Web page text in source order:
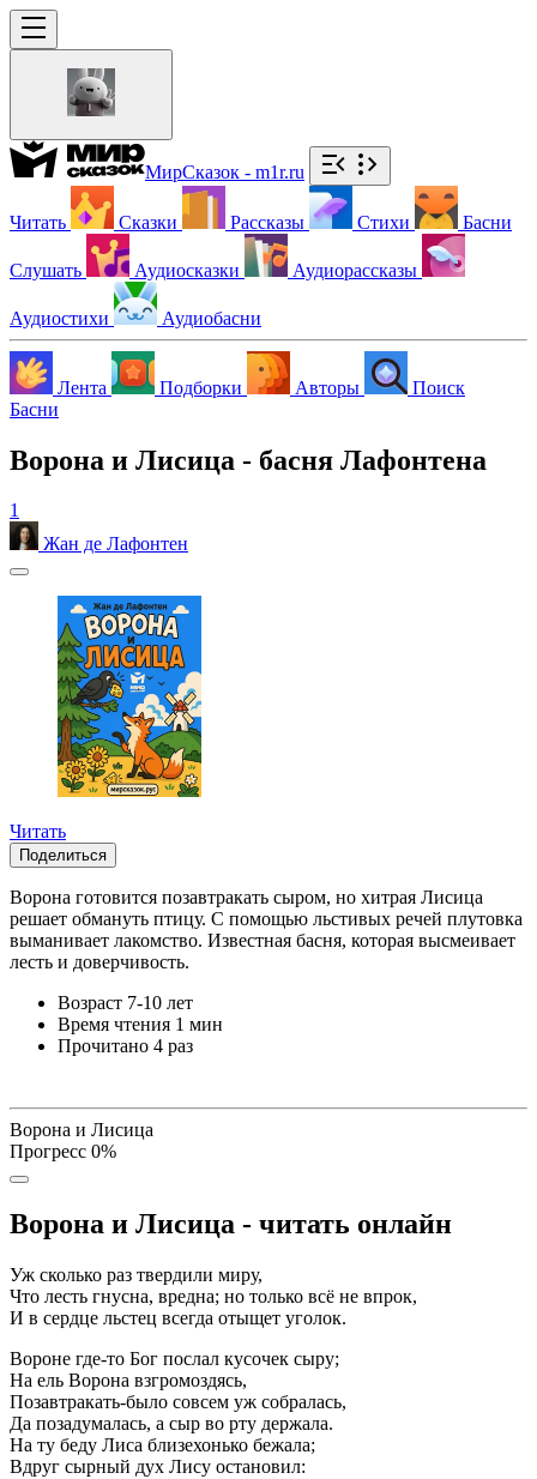
МирСказок - m1r.ru
Читать Сказки Рассказы Стихи Басни
Слушать Аудиосказки Аудиорассказы
Аудиостихи Аудиобасни
Лента Подборки Авторы
Поиск
Басни
Ворона и Лисица - басня Лафонтена
1
Жан де Лафонтен
Читать
Поделиться
Ворона готовится позавтракать сыром, но хитрая Лисица
решает обмануть птицу. С помощью льстивых речей плутовка
выманивает лакомство. Известная басня, которая высмеивает
лесть и доверчивость.
Возраст 7-10 лет
Время чтения 1 мин
Прочитано 4 раз
Ворона и Лисица
Прогресс 0%
Ворона и Лисица - читать онлайн
Уж сколько раз твердили миру,
Что лесть гнусна, вредна; но только всё не впрок,
И в сердце льстец всегда отыщет уголок.
Вороне где-то Бог послал кусочек сыру;
На ель Ворона взгромоздясь,
Позавтракать-было совсем уж собралась,
Да позадумалась, а сыр во рту держала.
На ту беду Лиса близехонько бежала;
Вдруг сырный дух Лису остановил: